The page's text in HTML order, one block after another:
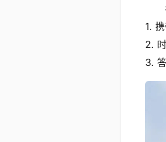
1.
2.
3.